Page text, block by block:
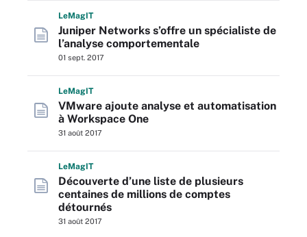
LeMagIT
Juniper Networks s’offre un spécialiste de
l’analyse comportementale
01 sept. 2017
LeMagIT
VMware ajoute analyse et automatisation
à Workspace One
31 août 2017
LeMagIT
Découverte d’une liste de plusieurs
centaines de millions de comptes
détournés
31 août 2017